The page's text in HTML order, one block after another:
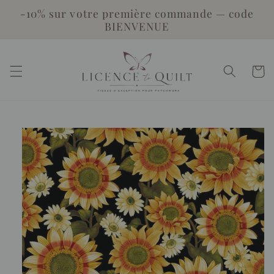
passer
-10% sur votre première commande — code
BIENVENUE
Panier
Passer aux
informations
produits